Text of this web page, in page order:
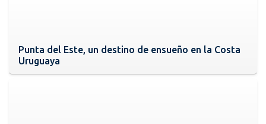
Punta del Este, un destino de ensueño en la Costa
Uruguaya